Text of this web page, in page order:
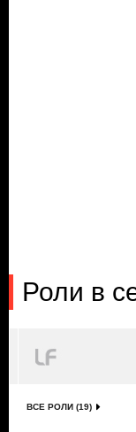
Роли в
ВСЕ РОЛИ (19)